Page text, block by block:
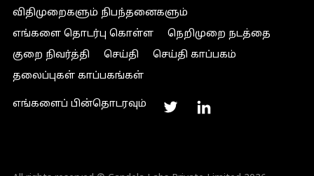
விதிமுறைகளும் நிபந்தனைகளும்
எங்களை தொடர்பு கொள்ள
நெறிமுறை நடத்தை
குறை நிவர்த்தி
செய்தி
செய்தி காப்பகம்
தலைப்புகள் காப்பகங்கள்
எங்களைப் பின்தொடரவும்